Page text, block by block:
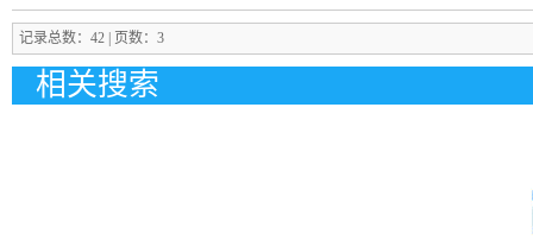
记录总数：42 | 页数：3
相关搜索